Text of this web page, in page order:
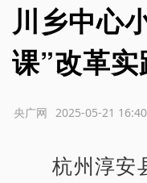
川乡中心
课”改革实
2025-05-21
央广网
杭州淳安